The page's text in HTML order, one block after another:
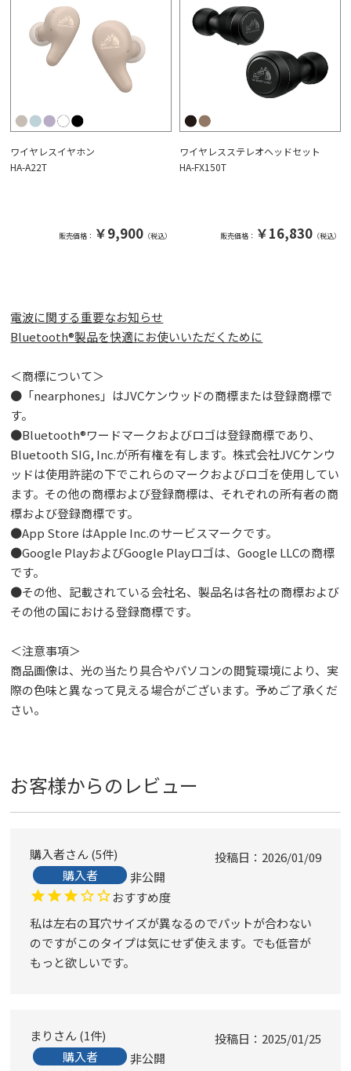
ワイヤレスイヤホン
HA-A22T
販売価格： ￥9,900（税込）
ワイヤレスステレオヘッドセット
HA-FX150T
販売価格： ￥16,830（税込）
電波に関する重要なお知らせ
Bluetooth®製品を快適にお使いいただくために
＜商標について＞
●「nearphones」はJVCケンウッドの商標または登録商標で
す。
●Bluetooth®ワードマークおよびロゴは登録商標であり、
Bluetooth SIG, Inc.が所有権を有します。株式会社JVCケンウ
ッドは使用許諾の下でこれらのマークおよびロゴを使用してい
ます。その他の商標および登録商標は、それぞれの所有者の商
標および登録商標です。
●App Store はApple Inc.のサービスマークです。
●Google PlayおよびGoogle Playロゴは、Google LLCの商標
です。
●その他、記載されている会社名、製品名は各社の商標および
その他の国における登録商標です。
＜注意事項＞
商品画像は、光の当たり具合やパソコンの閲覧環境により、実
際の色味と異なって見える場合がございます。予めご了承くだ
さい。
お客様からのレビュー
購入者 5件
購入者
非公開
投稿日 2026/01/09
おすすめ度
私は左右の耳穴サイズが異なるのでパットが合わない
のですがこのタイプは気にせず使えます。でも低音が
もっと欲しいです。
まり 1件
購入者
非公開
投稿日 2025/01/25